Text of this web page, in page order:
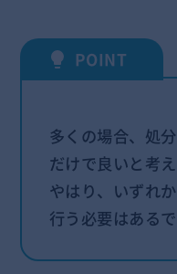
多くの場合、処
だけで良いと考
やはり、いずれ
行う必要はあるで